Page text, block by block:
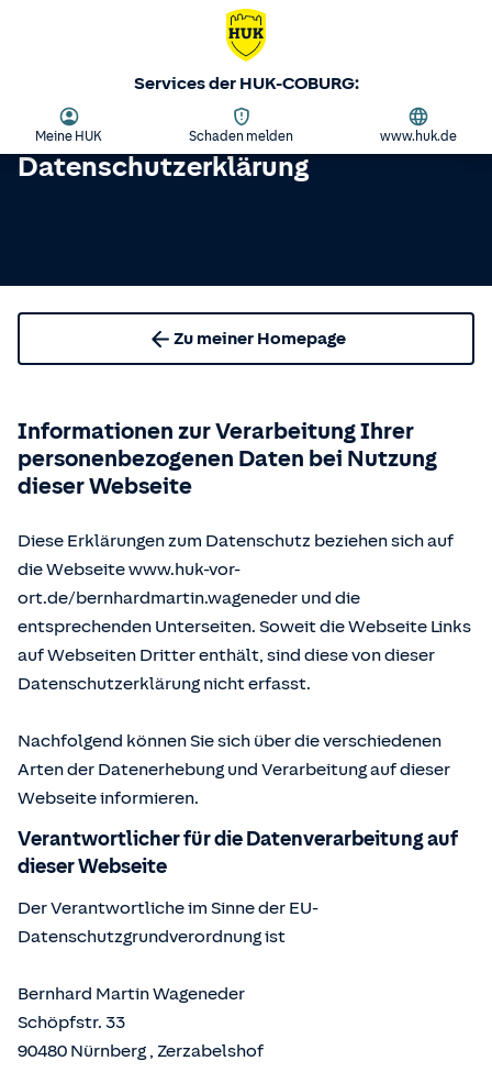
Services der HUK-COBURG:
Meine HUK Schaden melden www.huk.de
Datenschutzerklärung
Zu meiner Homepage
Informationen zur Verarbeitung Ihrer
personenbezogenen Daten bei Nutzung
dieser Webseite
Diese Erklärungen zum Datenschutz beziehen sich auf
die Webseite www.huk-vor-
ort.de/bernhardmartin.wageneder und die
entsprechenden Unterseiten. Soweit die Webseite Links
auf Webseiten Dritter enthält, sind diese von dieser
Datenschutzerklärung nicht erfasst.
Nachfolgend können Sie sich über die verschiedenen
Arten der Datenerhebung und Verarbeitung auf dieser
Webseite informieren.
Verantwortlicher für die Datenverarbeitung auf
dieser Webseite
Der Verantwortliche im Sinne der EU-
Datenschutzgrundverordnung ist
Bernhard Martin Wageneder
Schöpfstr. 33
90480 Nürnberg , Zerzabelshof